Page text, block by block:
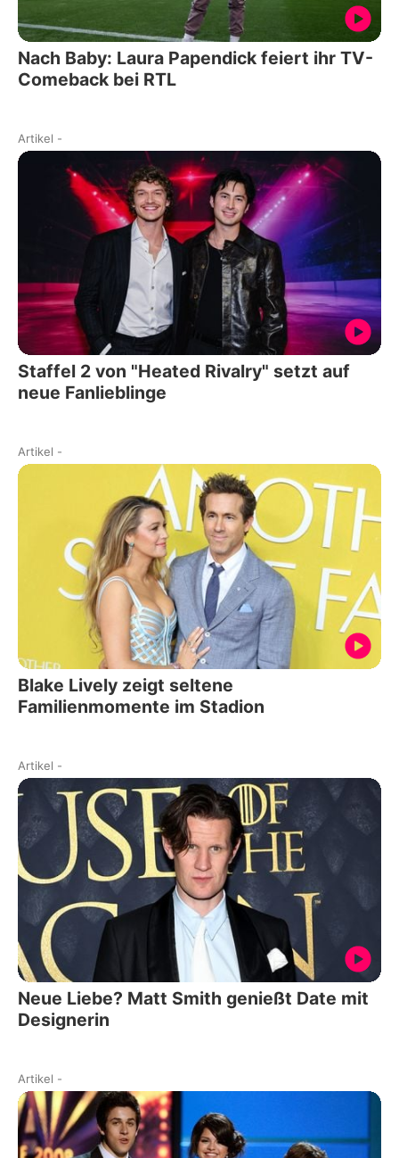
Nach Baby: Laura Papendick feiert ihr TV-
Comeback bei RTL
Artikel -
Staffel 2 von "Heated Rivalry" setzt auf
neue Fanlieblinge
Artikel -
Blake Lively zeigt seltene
Familienmomente im Stadion
Artikel -
Neue Liebe? Matt Smith genießt Date mit
Designerin
Artikel -